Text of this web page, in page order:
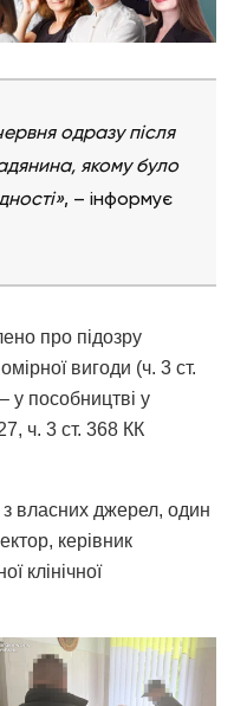
одразу після
якому було
, – інформує
про підозру
вигоди (ч. 3 ст.
у пособництві у
ч. 3 ст. 368 КК
власних джерел, один
керівник
клінічної